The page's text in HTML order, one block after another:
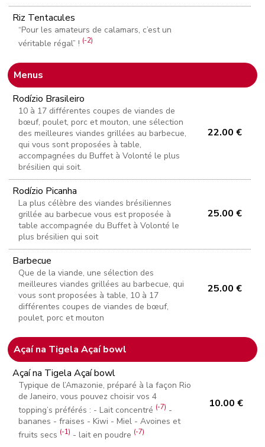
Riz Tentacules
“Pour les amateurs de calamars, c’est un
véritable régal” ! (-2)
Menus
Rodízio Brasileiro
10 à 17 différentes coupes de viandes de
bœuf, poulet, porc et mouton, une sélection
des meilleures viandes grillées au barbecue,
qui vous sont proposées à table,
accompagnées du Buffet à Volonté le plus
brésilien qui soit.
22.00 €
Rodízio Picanha
La plus célèbre des viandes brésiliennes
grillée au barbecue vous est proposée à
table accompagnée du Buffet à Volonté le
plus brésilien qui soit
25.00 €
Barbecue
Que de la viande, une sélection des
meilleures viandes grillées au barbecue, qui
vous sont proposées à table, 10 à 17
différentes coupes de viandes de bœuf,
poulet, porc et mouton
25.00 €
Açaí na Tigela Açaí bowl
Açaí na Tigela Açaí bowl
Typique de l’Amazonie, préparé à la façon Rio
de Janeiro, vous pouvez choisir vos 4
topping’s préférés : - Lait concentré (-7) -
bananes - fraises - Kiwi - Miel - Avoines et
fruits secs (-1) - lait en poudre (-7)
10.00 €